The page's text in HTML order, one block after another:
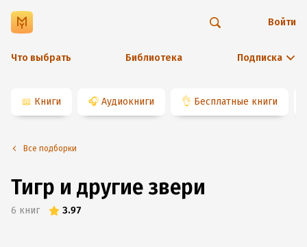
Что выбрать Библиотека Подписка
Войти
📖 Книги 🎧 Аудиокниги 👌 Бесплатные книги
Все подборки
Тигр и другие звери
6 книг 3.97